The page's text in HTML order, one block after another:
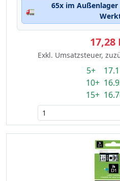
🚛
65x im Außenlager
17,28
Exkl. Umsatzsteuer,
5+
10+
15+